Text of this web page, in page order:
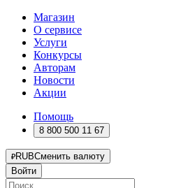
Магазин
О сервисе
Услуги
Конкурсы
Авторам
Новости
Акции
Помощь
8 800 500 11 67
RUBСменить валюту
Войти